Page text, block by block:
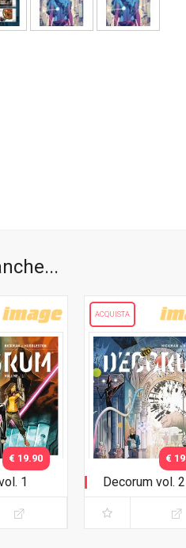
1
€ 19.90
ACQUISTA
Decorum vol. 2
€